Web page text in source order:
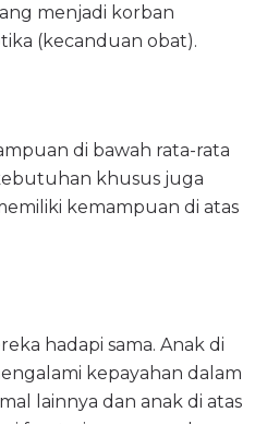
menjadi korban
(kecanduan obat).
di bawah rata-rata
khusus juga
kemampuan di atas
hadapi sama. Anak di
kepayahan dalam
lainnya dan anak di atas